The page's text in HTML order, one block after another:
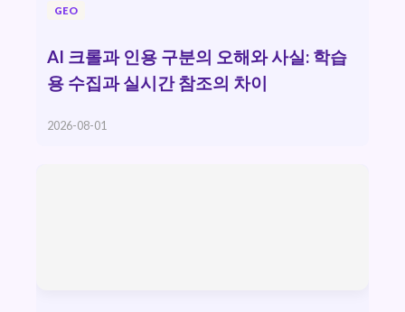
GEO
AI 크롤과 인용 구분의 오해와 사실: 학습
용 수집과 실시간 참조의 차이
2026-08-01